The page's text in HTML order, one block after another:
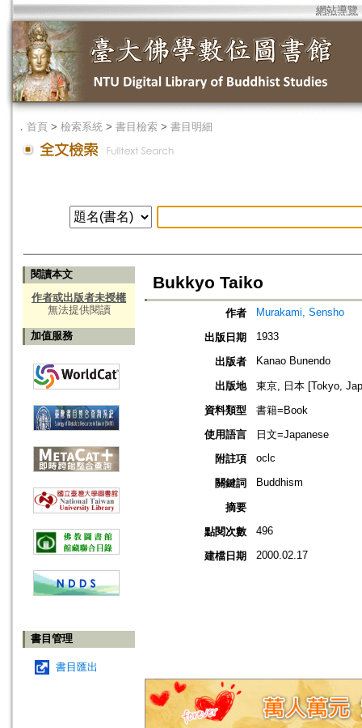
網站導覽
． 首頁 > 檢索系統 > 書目檢索 > 書目明細
閱讀本文
作者或出版者未授權
無法提供閱讀
加值服務
書目管理
書目匯出
Bukkyo Taiko
作者 Murakami, Sensho
出版日期 1933
出版者 Kanao Bunendo
出版地
東京, 日本 [Tokyo,
資料類型
書籍=Book
使用語言
日文=Japanese
附註項
oclc
關鍵詞 Buddhism
摘要
點閱次數
496
建檔日期 2000.02.17